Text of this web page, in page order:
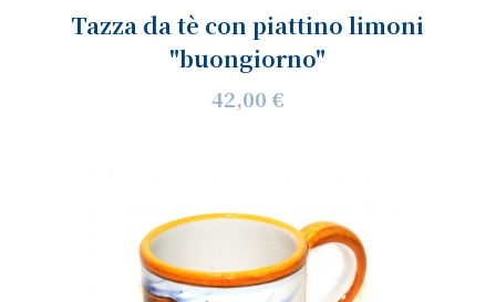
Tazza da tè con piattino limoni
"buongiorno"
42,00 €